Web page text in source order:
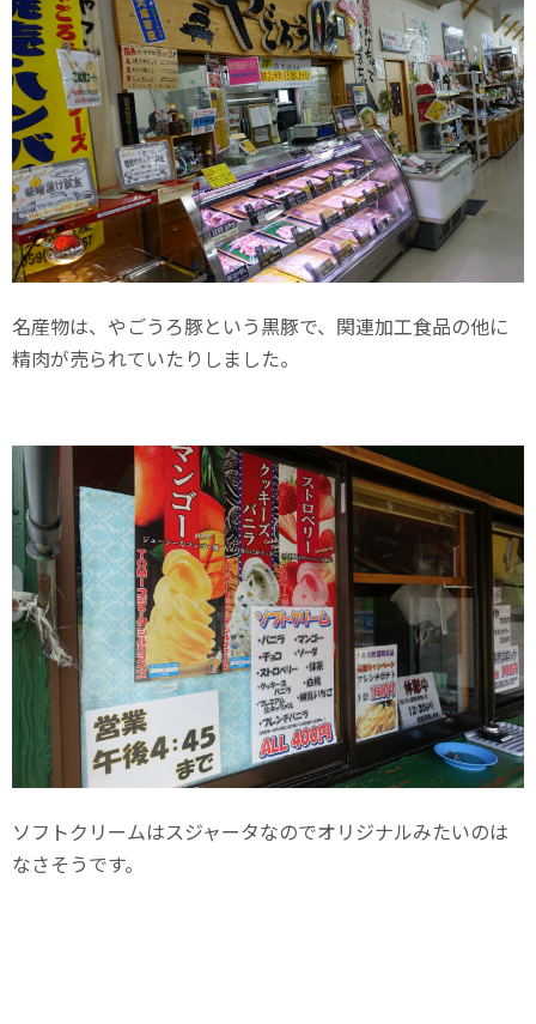
名産物は、やごうろ豚という黒豚で、関連加工食品の他に
精肉が売られていたりしました。
ソフトクリームはスジャータなのでオリジナルみたいのは
なさそうです。